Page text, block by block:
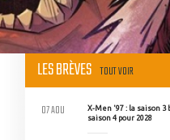
LES BRÈVES TOUT VOIR
X-Men '97 : la saison
saison 4 pour 2028
07 AOU